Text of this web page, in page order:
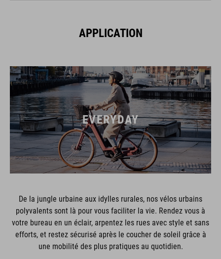
APPLICATION
EVERYDAY
De la jungle urbaine aux idylles rurales, nos vélos urbains
polyvalents sont là pour vous faciliter la vie. Rendez vous à
votre bureau en un éclair, arpentez les rues avec style et sans
efforts, et restez sécurisé après le coucher de soleil grâce à
une mobilité des plus pratiques au quotidien.